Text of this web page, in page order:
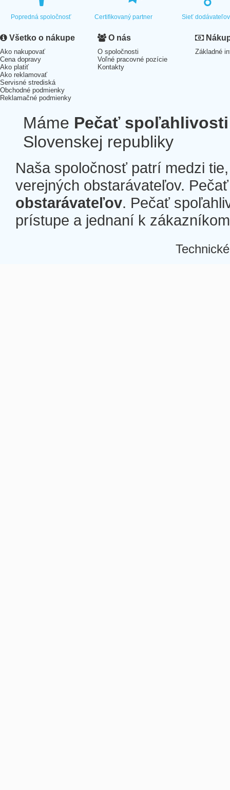
Popredná spoločnosť Certifikovaný partner Sieť dodávateľov
Všetko o nákupe
Ako nakupovať
Cena dopravy
Ako platiť
Ako reklamovať
Servisné strediská
Obchodné podmienky
Reklamačné podmienky
O nás
O spoločnosti
Voľné pracovné pozície
Kontakty
Základné
Máme Pečať spoľahlivosti
Slovenskej republiky
Naša spoločnosť patrí medzi
verejných obstarávateľov.
obstarávateľov. Pečať
prístupe a jednaní k